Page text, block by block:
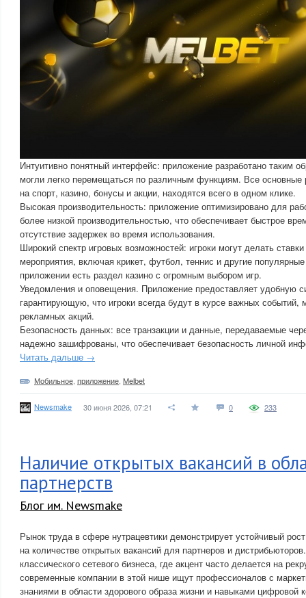
Интуитивно понятный интерфейс: приложение разработано таким
могли легко перемещаться по различным функциям. Все основные
на спорт, казино, бонусы и акции, находятся всего в одном клике.
Высокая производительность: приложение оптимизировано для
более низкой производительностью, что обеспечивает быстрое
отсутствие задержек во время использования.
Широкий спектр игровых возможностей: игроки могут делать
мероприятия, включая крикет, футбол, теннис и другие
приложении есть раздел казино с огромным выбором игр.
Уведомления и оповещения. Приложение предоставляет удобную
гарантирующую, что игроки всегда будут в курсе важных событий,
рекламных акций.
Безопасность данных: все транзакции и данные, передаваемые
надежно зашифрованы, что обеспечивает безопасность личной
Читать дальше →
Мобильное приложение Melbet
Newsmake 30 июня 2026, 07:21 0 233
Наличие открытых вакансий в
партнерств
Блог им. Newsmake
Рынок труда в сфере нутрацевтики демонстрирует устойчивый
на количестве открытых вакансий для партнеров и
классического сетевого бизнеса, где акцент часто делается на
современные компании в этой нише ищут профессионалов с
знаниями в области здорового образа жизни и навыками цифровой